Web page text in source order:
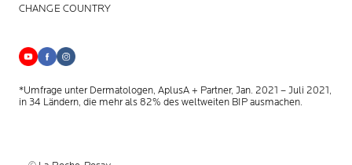
CHANGE COUNTRY
*Umfrage unter Dermatologen, AplusA + Partner, Jan. 2021 – Juli 2021,
in 34 Ländern, die mehr als 82% des weltweiten BIP ausmachen.